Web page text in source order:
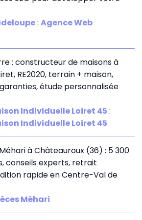
: Agence Web
: constructeur de maisons à
RE2020, terrain + maison,
étude personnalisée
Individuelle Loiret 45 :
Individuelle Loiret 45
à Châteauroux (36) : 5 300
conseils experts, retrait
rapide en Centre-Val de
Méhari